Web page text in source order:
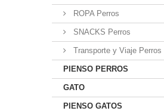
ROPA Perros
SNACKS Perros
Transporte y Viaje Perros
PIENSO PERROS
GATO
PIENSO GATOS